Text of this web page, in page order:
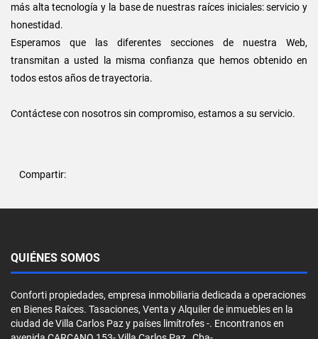
más alta tecnología y la base de nuestras raíces iniciales: servicio y
honestidad.
Esperamos que las diferentes secciones de nuestra Web,
transmitan a usted la misma confianza que hemos obtenido en
todos estos años de trayectoria.
Contáctese con nosotros sin compromiso, estamos a su servicio.
Compartir:
QUIÉNES SOMOS
Conforti propiedades, empresa inmobiliaria dedicada a operaciones
en Bienes Raíces. Tasaciones, Venta y Alquiler de inmuebles en la
ciudad de Villa Carlos Paz y países limítrofes -. Encontranos en